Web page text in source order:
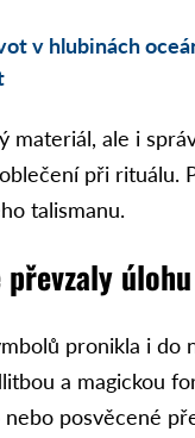
v hlubinách
materiál, ale i
při rituálu.
talismanu.
pronikla i do
a magickou
posvěcené